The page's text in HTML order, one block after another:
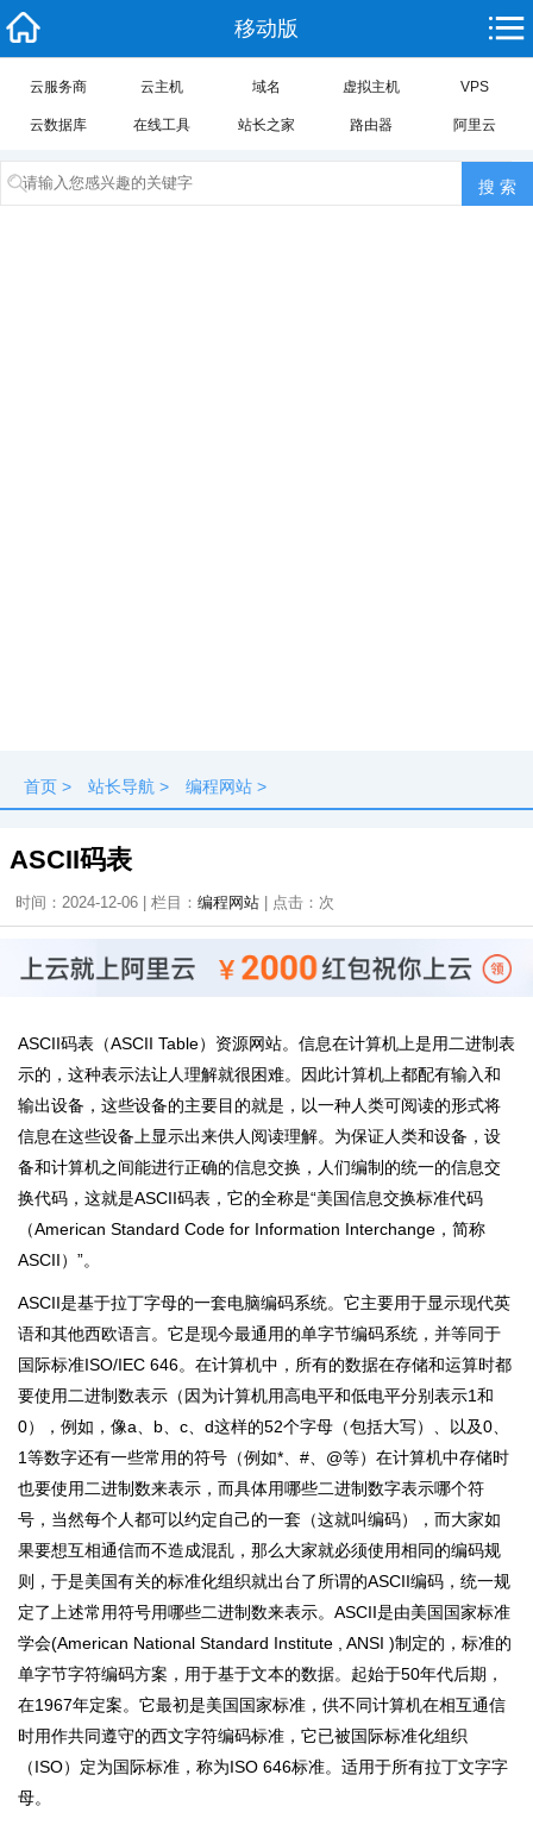
移动版
云服务商 云主机 域名 虚拟主机 VPS
云数据库 在线工具 站长之家 路由器 阿里云
首页 > 站长导航 > 编程网站 >
ASCII码表
时间：2024-12-06 | 栏目： 编程网站 | 点击： 次
ASCII码表（ASCII Table）资源网站。信息在计算机上是用二进制表
示的，这种表示法让人理解就很困难。因此计算机上都配有输入和
输出设备，这些设备的主要目的就是，以一种人类可阅读的形式将
信息在这些设备上显示出来供人阅读理解。为保证人类和设备，设
备和计算机之间能进行正确的信息交换，人们编制的统一的信息交
换代码，这就是ASCII码表，它的全称是“美国信息交换标准代码
（American Standard Code for Information Interchange，简称
ASCII）”。
ASCII是基于拉丁字母的一套电脑编码系统。它主要用于显示现代英
语和其他西欧语言。它是现今最通用的单字节编码系统，并等同于
国际标准ISO/IEC 646。在计算机中，所有的数据在存储和运算时都
要使用二进制数表示（因为计算机用高电平和低电平分别表示1和
0），例如，像a、b、c、d这样的52个字母（包括大写）、以及0、
1等数字还有一些常用的符号（例如*、#、@等）在计算机中存储时
也要使用二进制数来表示，而具体用哪些二进制数字表示哪个符
号，当然每个人都可以约定自己的一套（这就叫编码），而大家如
果要想互相通信而不造成混乱，那么大家就必须使用相同的编码规
则，于是美国有关的标准化组织就出台了所谓的ASCII编码，统一规
定了上述常用符号用哪些二进制数来表示。ASCII是由美国国家标准
学会(American National Standard Institute , ANSI )制定的，标准的
单字节字符编码方案，用于基于文本的数据。起始于50年代后期，
在1967年定案。它最初是美国国家标准，供不同计算机在相互通信
时用作共同遵守的西文字符编码标准，它已被国际标准化组织
（ISO）定为国际标准，称为ISO 646标准。适用于所有拉丁文字字
母。